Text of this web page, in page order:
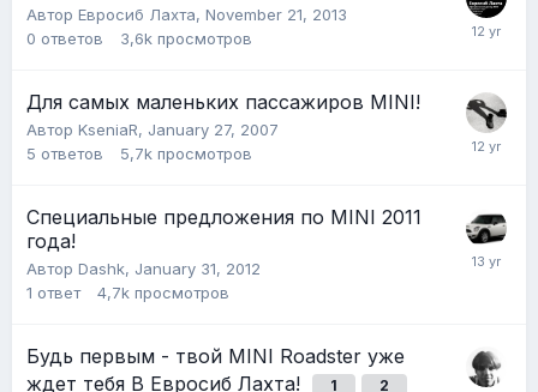
Автор Евросиб Лахта, November 21, 2013
0 ответов 3,6k просмотров
Для самых маленьких пассажиров MINI!
Автор KseniaR, January 27, 2007
5 ответов 5,7k просмотров
Специальные предложения по MINI 2011
года!
Автор Dashk, January 31, 2012
1 ответ 4,7k просмотров
Будь первым - твой MINI Roadster уже
ждет тебя В Евросиб Лахта!
1 2